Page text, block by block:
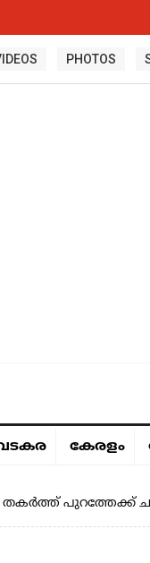
PHOTOS
കേരളം
തകർത്ത് പുറത്തേക്ക്